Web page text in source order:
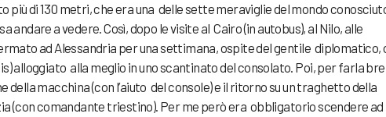
più di 130 metri, che era una delle sette meraviglie del mondo
andare a vedere. Così, dopo le visite al Cairo (in autobus), al Nilo, alle
ad Alessandria per una settimana, ospite del gentile diplomatico,
alloggiato alla meglio in uno scantinato del consolato. Poi, per farla bre
macchina (con l’aiuto del console) e il ritorno su un traghetto della
(con comandante triestino). Per me però era obbligatorio scendere ad